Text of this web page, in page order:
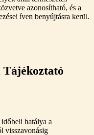
azonosítható, és a
íven benyújtásra kerül.
hatálya a
visszavonásig